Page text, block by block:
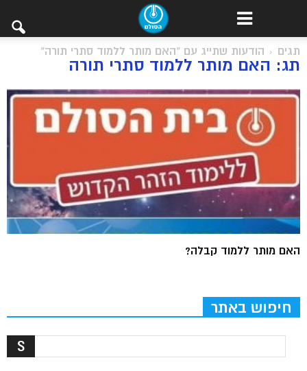
תגים הודעות שתייג עם "האם מותר ללמוד סתרי תורה"
תג: האם מותר ללמוד סתרי תורה
האם מותר ללמוד קבלה?
חיפוש באתר